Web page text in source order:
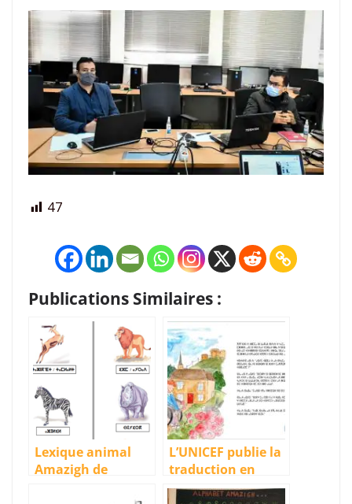
47
Publications Similaires :
Lexique animal
Amazigh de
L’UNICEF publie la
traduction en
langue Amazighe